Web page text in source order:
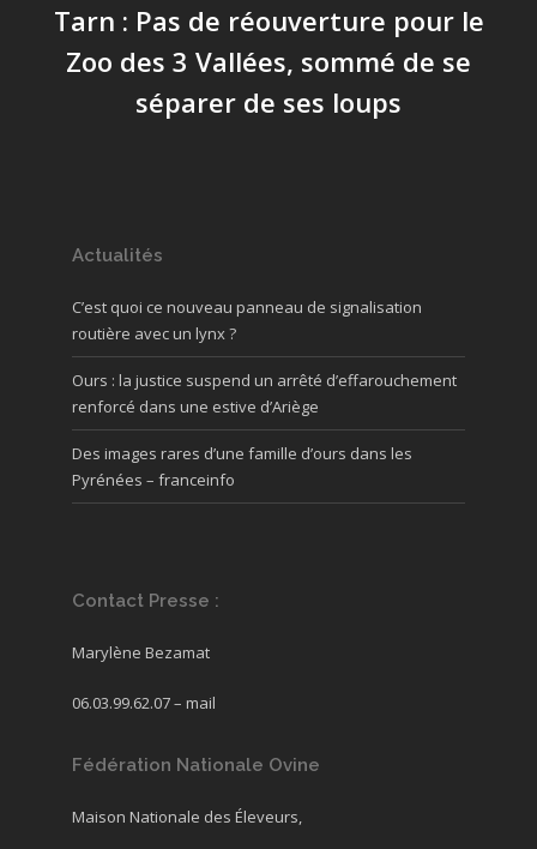
Tarn : Pas de réouverture pour le
Zoo des 3 Vallées, sommé de se
séparer de ses loups
Actualités
C’est quoi ce nouveau panneau de signalisation
routière avec un lynx ?
Ours : la justice suspend un arrêté d’effarouchement
renforcé dans une estive d’Ariège
Des images rares d’une famille d’ours dans les
Pyrénées – franceinfo
Contact Presse :
Marylène Bezamat
06.03.99.62.07 – mail
Fédération Nationale Ovine
Maison Nationale des Éleveurs,